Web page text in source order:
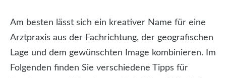
Am besten lässt sich ein kreativer Name für eine
Arztpraxis aus der Fachrichtung, der geografischen
Lage und dem gewünschten Image kombinieren. Im
Folgenden finden Sie verschiedene Tipps für